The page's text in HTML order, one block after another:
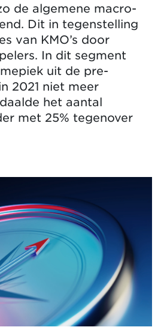
de algemene macro-
Dit in tegenstelling
van KMO’s door
In dit segment
uit de pre-
2021 niet meer
het aantal
met 25% tegenover